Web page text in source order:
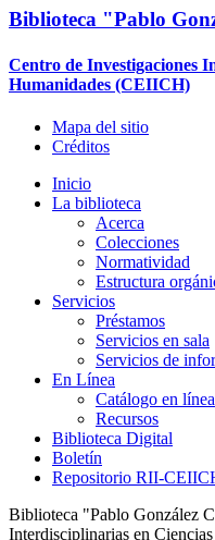
Biblioteca "Pablo
Centro de Investigaciones
Humanidades (CEIICH)
Mapa del sitio
Créditos
Inicio
La biblioteca
Acerca
Colecciones
Normatividad
Estructura
Servicios
Préstamos
Servicios en sala
Servicios de
En Línea
Catálogo en línea
Recursos
Biblioteca Digital
Boletín
Repositorio RII-
Biblioteca "Pablo González
Interdisciplinarias en